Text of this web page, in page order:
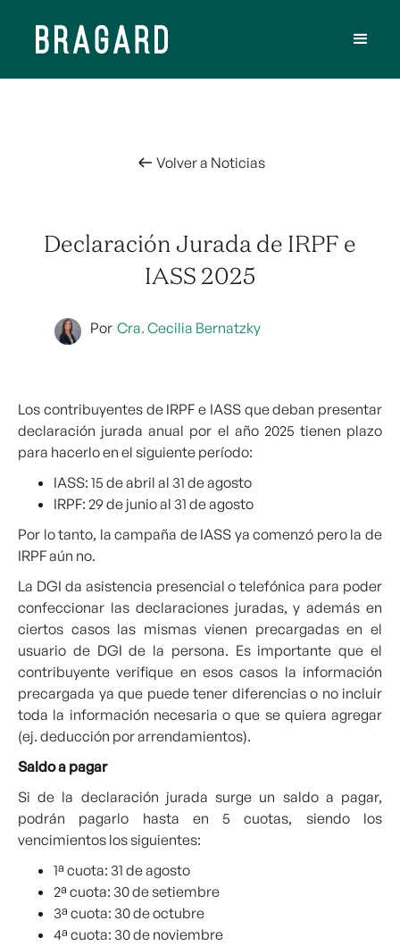
Volver a Noticias
Declaración Jurada de IRPF e
IASS 2025
Por Cra. Cecilia Bernatzky
Los contribuyentes de IRPF e IASS que deban presentar
declaración jurada anual por el año 2025 tienen plazo
para hacerlo en el siguiente período:
IASS: 15 de abril al 31 de agosto
IRPF: 29 de junio al 31 de agosto
Por lo tanto, la campaña de IASS ya comenzó pero la de
IRPF aún no.
La DGI da asistencia presencial o telefónica para poder
confeccionar las declaraciones juradas, y además en
ciertos casos las mismas vienen precargadas en el
usuario de DGI de la persona. Es importante que el
contribuyente verifique en esos casos la información
precargada ya que puede tener diferencias o no incluir
toda la información necesaria o que se quiera agregar
(ej. deducción por arrendamientos).
Saldo a pagar
Si de la declaración jurada surge un saldo a pagar,
podrán pagarlo hasta en 5 cuotas, siendo los
vencimientos los siguientes:
1ª cuota: 31 de agosto
2ª cuota: 30 de setiembre
3ª cuota: 30 de octubre
4ª cuota: 30 de noviembre